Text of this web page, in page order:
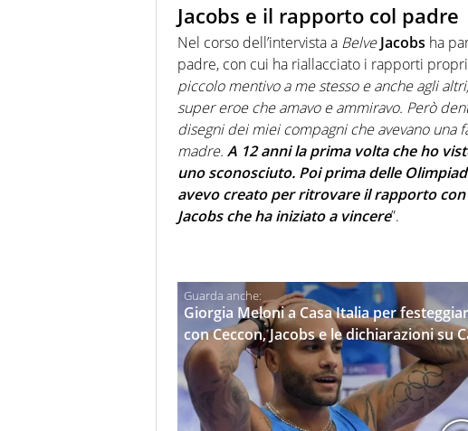
Jacobs e il rapporto col padre
Nel corso dell’intervista a Belve Jacobs ha
padre, con cui ha riallacciato i rapporti
piccolo mentivo a me stesso e anche agli
super eroe che amavo e ammiravo. Però
disegni dei miei compagni che avevano una
madre. A 12 anni la prima volta che ho
uno sconosciuto. Poi prima delle
avevo creato per ritrovare il rapporto con
Jacobs che ha iniziato a vincere”.
Giorgia Meloni a Casa Italia per
con Ceccon, Jacobs e le dichiarazioni su